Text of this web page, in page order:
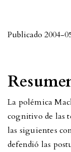
Publicado 2004-
La polémica
cognitivo de las
las siguientes
defendió las